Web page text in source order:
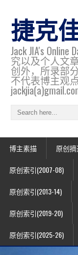
捷克
Jack JIA's
究以及个人文
创外，所录部
不代表博主观
博主素描 原创
原创索引(2007-08)
原创索引(2013-14)
原创索引(2019-20)
原创索引(2025-26)